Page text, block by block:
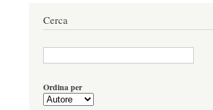
paneCerca
Ordina per